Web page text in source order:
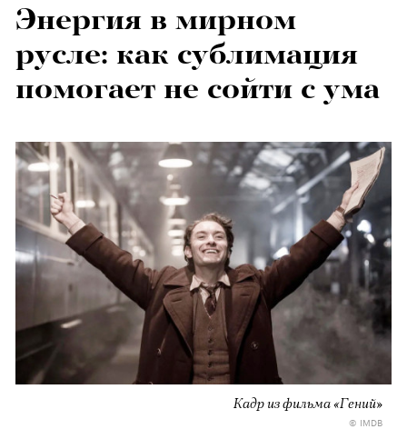
Энергия в мирном
русле: как сублимация
помогает не сойти с ума
Кадр из фильма «Гений»
© IMDB